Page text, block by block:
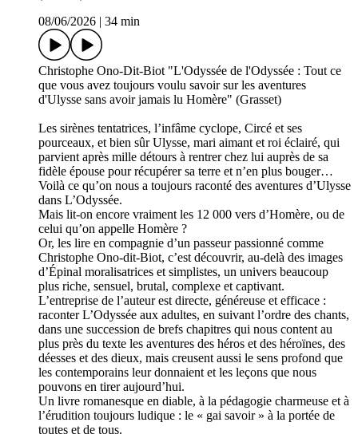
08/06/2026
34 min
Christophe Ono-Dit-Biot "L'Odyssée de l'Odyssée : Tout ce
que vous avez toujours voulu savoir sur les aventures
d'Ulysse sans avoir jamais lu Homère" (Grasset)
Les sirènes tentatrices, l’infâme cyclope, Circé et ses
pourceaux, et bien sûr Ulysse, mari aimant et roi éclairé, qui
parvient après mille détours à rentrer chez lui auprès de sa
fidèle épouse pour récupérer sa terre et n’en plus bouger…
Voilà ce qu’on nous a toujours raconté des aventures d’Ulysse
dans L’Odyssée.
Mais lit-on encore vraiment les 12 000 vers d’Homère, ou de
celui qu’on appelle Homère ?
Or, les lire en compagnie d’un passeur passionné comme
Christophe Ono-dit-Biot, c’est découvrir, au-delà des images
d’Épinal moralisatrices et simplistes, un univers beaucoup
plus riche, sensuel, brutal, complexe et captivant.
L’entreprise de l’auteur est directe, généreuse et efficace :
raconter L’Odyssée aux adultes, en suivant l’ordre des chants,
dans une succession de brefs chapitres qui nous content au
plus près du texte les aventures des héros et des héroïnes, des
déesses et des dieux, mais creusent aussi le sens profond que
les contemporains leur donnaient et les leçons que nous
pouvons en tirer aujourd’hui.
Un livre romanesque en diable, à la pédagogie charmeuse et à
l’érudition toujours ludique : le « gai savoir » à la portée de
toutes et de tous.